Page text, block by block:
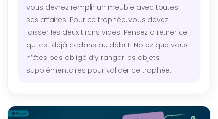
vous devrez remplir un meuble avec toutes
ses affaires. Pour ce trophée, vous devez
laisser les deux tiroirs vides. Pensez à retirer ce
qui est déjà dedans au début. Notez que vous
n’êtes pas obligé d’y ranger les objets
supplémentaires pour valider ce trophée.